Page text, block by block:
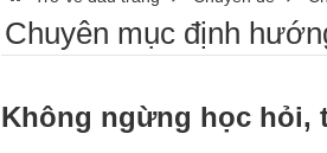
Chuyên mục định
Không ngừng học hỏi,